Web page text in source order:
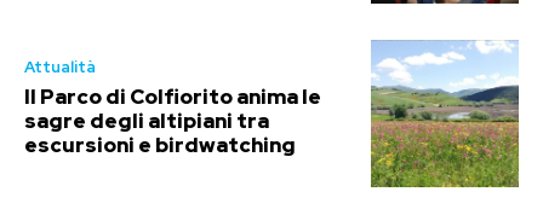
Attualità
Il Parco di Colfiorito anima le
sagre degli altipiani tra
escursioni e birdwatching